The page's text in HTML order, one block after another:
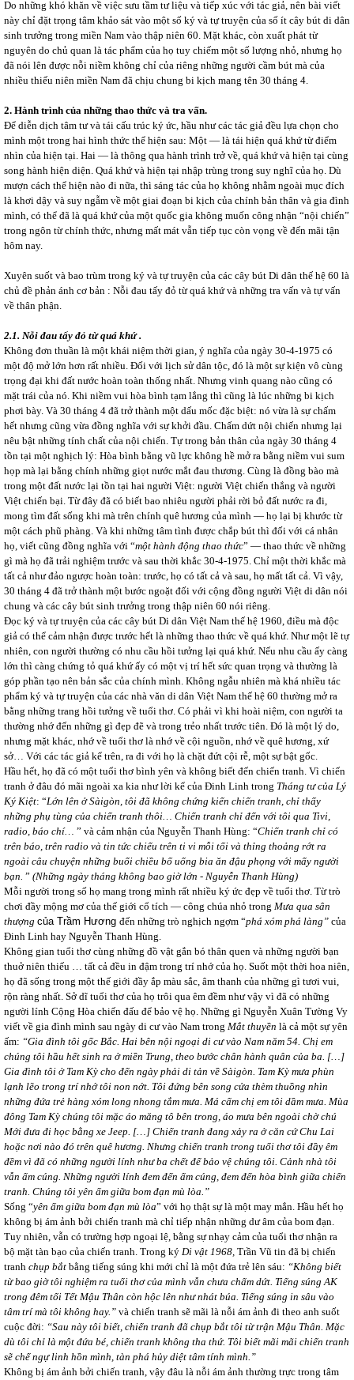
Do những khó khăn về việc sưu tầm tư liệu và tiếp xúc với tác giả, nên bài viết
này chỉ đặt trọng tâm khảo sát vào một số ký và tự truyện của số ít cây bút di dân
sinh trưởng trong miền Nam vào thập niên 60. Mặt khác, còn xuất phát từ
nguyên do chủ quan là tác phẩm của họ tuy chiếm một số lượng nhỏ, nhưng họ
đã nói lên được nỗi niềm không chỉ của riêng những người cầm bút mà của
nhiều thiếu niên miền Nam đã chịu chung bi kịch mang tên 30 tháng 4.
2. Hành trình của những thao thức và tra vấn.
Để diễn dịch tâm tư và tái cấu trúc ký ức, hầu như các tác giả đều lựa chọn cho
mình một trong hai hình thức thể hiện sau: Một ― là tái hiện quá khứ từ điểm
nhìn của hiện tại. Hai ― là thông qua hành trình trở về, quá khứ và hiện tại cùng
song hành hiện diện. Quá khứ và hiện tại nhập trùng trong suy nghĩ của họ. Dù
mượn cách thể hiện nào đi nữa, thì sáng tác của họ không nhằm ngoài mục đích
là khơi dậy và suy ngẫm về một giai đoạn bi kịch của chính bản thân và gia đình
mình, có thể đã là quá khứ của một quốc gia không muốn công nhận “nội chiến”
trong ngôn từ chính thức, nhưng mất mát vẫn tiếp tục còn vọng về đến mãi tận
hôm nay.
Xuyên suốt và bao trùm trong ký và tự truyện của các cây bút Di dân thế hệ 60 là
chủ đề phản ánh cơ bản : Nỗi đau tấy đỏ từ quá khứ và những tra vấn và tự vấn
về thân phận.
2.1. Nỗi đau tấy đỏ từ quá khứ .
Không đơn thuần là một khái niệm thời gian, ý nghĩa của ngày 30-4-1975 có
một độ mở lớn hơn rất nhiều. Đối với lịch sử dân tộc, đó là một sự kiện vô cùng
trọng đại khi đất nước hoàn toàn thống nhất. Nhưng vinh quang nào cũng có
mặt trái của nó. Khi niềm vui hòa bình tạm lắng thì cũng là lúc những bi kịch
phơi bày. Và 30 tháng 4 đã trở thành một dấu mốc đặc biệt: nó vừa là sự chấm
hết nhưng cũng vừa đồng nghĩa với sự khởi đầu. Chấm dứt nội chiến nhưng lại
nêu bật những tính chất của nội chiến. Tự trong bản thân của ngày 30 tháng 4
tồn tại một nghịch lý: Hòa bình bằng vũ lực không hề mở ra bằng niềm vui sum
họp mà lại bằng chính những giọt nước mắt đau thương. Cùng là đồng bào mà
trong một đất nước lại tồn tại hai người Việt: người Việt chiến thắng và người
Việt chiến bại. Từ đây đã có biết bao nhiêu người phải rời bỏ đất nước ra đi,
mong tìm đất sống khi mà trên chính quê hương của mình ― họ lại bị khước từ
một cách phũ phàng. Và khi những tâm tình được chắp bút thì đối với cá nhân
họ, viết cũng đồng nghĩa với “một hành động thao thức” ― thao thức về những
gì mà họ đã trải nghiệm trước và sau thời khắc 30-4-1975. Chỉ một thời khắc mà
tất cả như đảo ngược hoàn toàn: trước, họ có tất cả và sau, họ mất tất cả. Vì vậy,
30 tháng 4 đã trở thành một bước ngoặt đối với cộng đồng người Việt di dân nói
chung và các cây bút sinh trưởng trong thập niên 60 nói riêng.
Đọc ký và tự truyện của các cây bút Di dân Việt Nam thế hệ 1960, điều mà độc
giả có thể cảm nhận được trước hết là những thao thức về quá khứ. Như một lẽ tự
nhiên, con người thường có nhu cầu hồi tưởng lại quá khứ. Nếu nhu cầu ấy càng
lớn thì càng chứng tỏ quá khứ ấy có một vị trí hết sức quan trọng và thường là
góp phần tạo nên bản sắc của chính mình. Không ngẫu nhiên mà khá nhiều tác
phẩm ký và tự truyện của các nhà văn di dân Việt Nam thế hệ 60 thường mở ra
bằng những trang hồi tưởng về tuổi thơ. Có phải vì khi hoài niệm, con người ta
thường nhớ đến những gì đẹp đẽ và trong trẻo nhất trước tiên. Đó là một lý do,
nhưng mặt khác, nhớ về tuổi thơ là nhớ về cội nguồn, nhớ về quê hương, xứ
sở… Với các tác giả kể trên, ra đi với họ là chặt đứt cội rễ, một sự bật gốc.
Hầu hết, họ đã có một tuổi thơ bình yên và không biết đến chiến tranh. Vì chiến
tranh ở đâu đó mãi ngoài xa kia như lời kể của Đinh Linh trong Tháng tư của Lý
Ký Kiệt: “Lớn lên ở Sàigòn, tôi đã không chứng kiến chiến tranh, chỉ thấy
những phụ tùng của chiến tranh thôi… Chiến tranh chỉ đến với tôi qua Tivi,
radio, báo chí… ” và cảm nhận của Nguyễn Thanh Hùng: “Chiến tranh chỉ có
trên báo, trên radio và tin tức chiếu trên ti vi mỗi tối và thỉng thoảng rớt ra
ngoài câu chuyện những buổi chiều bố uống bia ăn đậu phọng với mấy người
bạn. ” (Những ngày tháng không bao giờ lớn - Nguyễn Thanh Hùng)
Mỗi người trong số họ mang trong mình rất nhiều ký ức đẹp về tuổi thơ. Từ trò
chơi đầy mộng mơ của thế giới cổ tích ― công chúa nhỏ trong Mưa qua sân
thượng của Trầm Hương đến những trò nghịch ngợm “phá xóm phá làng” của
Đinh Linh hay Nguyễn Thanh Hùng.
Không gian tuổi thơ cùng những đồ vật gắn bó thân quen và những người bạn
thuở niên thiếu … tất cả đều in đậm trong trí nhớ của họ. Suốt một thời hoa niên,
họ đã sống trong một thế giới đầy ắp màu sắc, âm thanh của những gì tươi vui,
rộn ràng nhất. Sở dĩ tuổi thơ của họ trôi qua êm đềm như vậy vì đã có những
người lính Cộng Hòa chiến đấu để bảo vệ họ. Những gì Nguyễn Xuân Tường Vy
viết về gia đình mình sau ngày di cư vào Nam trong Mắt thuyền là cả một sự yên
ấm: “Gia đình tôi gốc Bắc. Hai bên nội ngoại di cư vào Nam năm 54. Chị em
chúng tôi hầu hết sinh ra ở miền Trung, theo bước chân hành quân của ba. […]
Gia đình tôi ở Tam Kỳ cho đến ngày phải di tản về Sàigòn. Tam Kỳ mưa phùn
lạnh lẽo trong trí nhớ tôi non nớt. Tôi đứng bên song cửa thèm thuồng nhìn
những đứa trẻ hàng xóm long nhong tắm mưa. Má cấm chị em tôi dầm mưa. Mùa
đông Tam Kỳ chúng tôi mặc áo măng tô bên trong, áo mưa bên ngoài chờ chú
Mới đưa đi học bằng xe Jeep. […] Chiến tranh đang xảy ra ở căn cứ Chu Lai
hoặc nơi nào đó trên quê hương. Nhưng chiến tranh trong tuổi thơ tôi đầy êm
đềm vì đã có những người lính như ba chết để bảo vệ chúng tôi. Cảnh nhà tôi
vẫn ấm cúng. Những người lính đem đến ấm cúng, đem đến hòa bình giữa chiến
tranh. Chúng tôi yên ấm giữa bom đạn mù lòa.”
Sống “yên ấm giữa bom đạn mù lòa” với họ thật sự là một may mắn. Hầu hết họ
không bị ám ảnh bởi chiến tranh mà chỉ tiếp nhận những dư âm của bom đạn.
Tuy nhiên, vẫn có trường hợp ngoại lệ, bằng sự nhạy cảm của tuổi thơ nhận ra
bộ mặt tàn bạo của chiến tranh. Trong ký Di vật 1968, Trần Vũ tin đã bị chiến
tranh chụp bắt bằng tiếng súng khi mới chỉ là một đứa trẻ lên sáu: “Không biết
từ bao giờ tôi nghiệm ra tuổi thơ của mình vẫn chưa chấm dứt. Tiếng súng AK
trong đêm tối Tết Mậu Thân còn hộc lên như nhát búa. Tiếng súng in sâu vào
tâm trí mà tôi không hay.” và chiến tranh sẽ mãi là nỗi ám ảnh đi theo anh suốt
cuộc đời: “Sau này tôi biết, chiến tranh đã chụp bắt tôi từ trận Mậu Thân. Mặc
dù tôi chỉ là một đứa bé, chiến tranh không tha thứ. Tôi biết mãi mãi chiến tranh
sẽ chế ngự linh hồn mình, tàn phá hủy diệt tâm tính mình.”
Không bị ám ảnh bởi chiến tranh, vậy đâu là nỗi ám ảnh thường trực trong tâm